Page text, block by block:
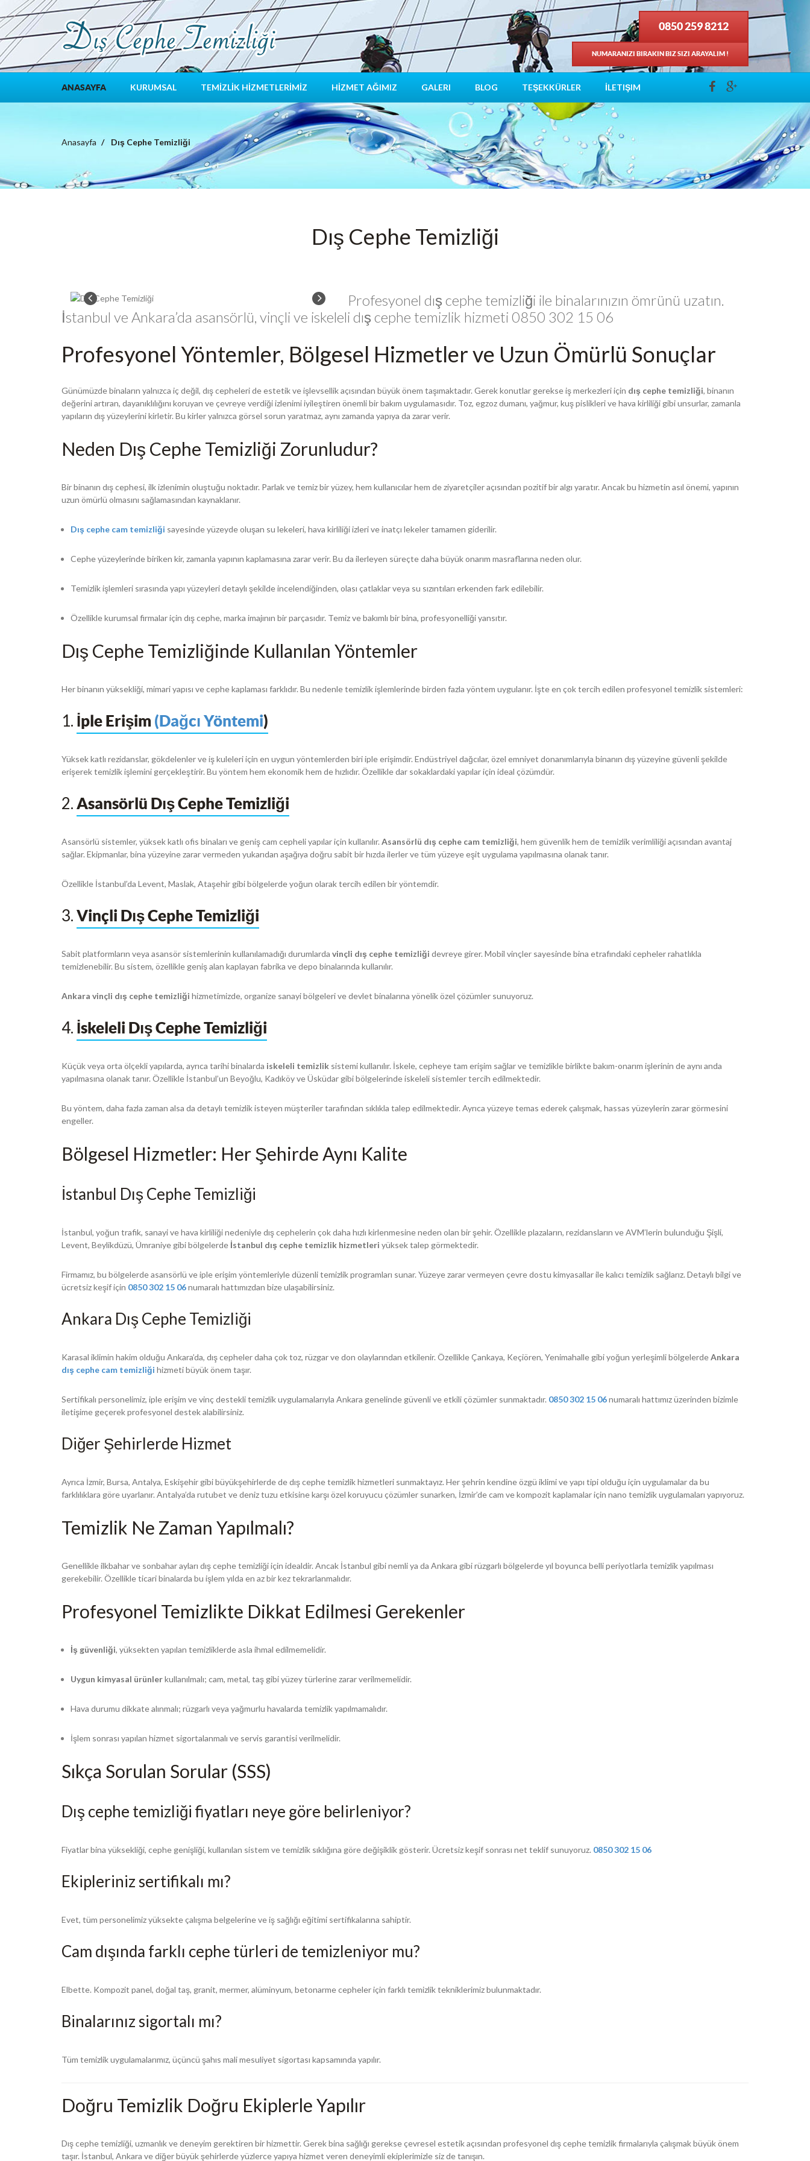
0850 259 8212
NUMARANIZI BIRAKIN BIZ SIZI ARAYALIM !
ANASAYFA KURUMSAL TEMİZLİK HİZMETLERİMİZ HİZMET AĞIMIZ GALERI BLOG TEŞEKKÜRLER İLETIŞIM
Anasayfa Dış Cephe Temizliği
Dış Cephe Temizliği
Profesyonel dış cephe temizliği ile binalarınızın ömrünü uzatın.
İstanbul ve Ankara’da asansörlü, vinçli ve iskeleli dış cephe temizlik hizmeti 0850 302 15 06
Profesyonel Yöntemler, Bölgesel Hizmetler ve Uzun Ömürlü Sonuçlar
Günümüzde binaların yalnızca iç değil, dış cepheleri de estetik ve işlevsellik açısından büyük önem taşımaktadır. Gerek konutlar gerekse iş merkezleri için dış cephe temizliği, binanın
değerini artıran, dayanıklılığını koruyan ve çevreye verdiği izlenimi iyileştiren önemli bir bakım uygulamasıdır. Toz, egzoz dumanı, yağmur, kuş pislikleri ve hava kirliliği gibi unsurlar, zamanla
yapıların dış yüzeylerini kirletir. Bu kirler yalnızca görsel sorun yaratmaz, aynı zamanda yapıya da zarar verir.
Neden Dış Cephe Temizliği Zorunludur?
Bir binanın dış cephesi, ilk izlenimin oluştuğu noktadır. Parlak ve temiz bir yüzey, hem kullanıcılar hem de ziyaretçiler açısından pozitif bir algı yaratır. Ancak bu hizmetin asıl önemi, yapının
uzun ömürlü olmasını sağlamasından kaynaklanır.
Dış cephe cam temizliği sayesinde yüzeyde oluşan su lekeleri, hava kirliliği izleri ve inatçı lekeler tamamen giderilir.
Cephe yüzeylerinde biriken kir, zamanla yapının kaplamasına zarar verir. Bu da ilerleyen süreçte daha büyük onarım masraflarına neden olur.
Temizlik işlemleri sırasında yapı yüzeyleri detaylı şekilde incelendiğinden, olası çatlaklar veya su sızıntıları erkenden fark edilebilir.
Özellikle kurumsal firmalar için dış cephe, marka imajının bir parçasıdır. Temiz ve bakımlı bir bina, profesyonelliği yansıtır.
Dış Cephe Temizliğinde Kullanılan Yöntemler
Her binanın yüksekliği, mimari yapısı ve cephe kaplaması farklıdır. Bu nedenle temizlik işlemlerinde birden fazla yöntem uygulanır. İşte en çok tercih edilen profesyonel temizlik sistemleri:
1. İple Erişim (Dağcı Yöntemi)
Yüksek katlı rezidanslar, gökdelenler ve iş kuleleri için en uygun yöntemlerden biri iple erişimdir. Endüstriyel dağcılar, özel emniyet donanımlarıyla binanın dış yüzeyine güvenli şekilde
erişerek temizlik işlemini gerçekleştirir. Bu yöntem hem ekonomik hem de hızlıdır. Özellikle dar sokaklardaki yapılar için ideal çözümdür.
2. Asansörlü Dış Cephe Temizliği
Asansörlü sistemler, yüksek katlı ofis binaları ve geniş cam cepheli yapılar için kullanılır. Asansörlü dış cephe cam temizliği, hem güvenlik hem de temizlik verimliliği açısından avantaj
sağlar. Ekipmanlar, bina yüzeyine zarar vermeden yukarıdan aşağıya doğru sabit bir hızda ilerler ve tüm yüzeye eşit uygulama yapılmasına olanak tanır.
Özellikle İstanbul’da Levent, Maslak, Ataşehir gibi bölgelerde yoğun olarak tercih edilen bir yöntemdir.
3. Vinçli Dış Cephe Temizliği
Sabit platformların veya asansör sistemlerinin kullanılamadığı durumlarda vinçli dış cephe temizliği devreye girer. Mobil vinçler sayesinde bina etrafındaki cepheler rahatlıkla
temizlenebilir. Bu sistem, özellikle geniş alan kaplayan fabrika ve depo binalarında kullanılır.
Ankara vinçli dış cephe temizliği hizmetimizde, organize sanayi bölgeleri ve devlet binalarına yönelik özel çözümler sunuyoruz.
4. İskeleli Dış Cephe Temizliği
Küçük veya orta ölçekli yapılarda, ayrıca tarihi binalarda iskeleli temizlik sistemi kullanılır. İskele, cepheye tam erişim sağlar ve temizlikle birlikte bakım-onarım işlerinin de aynı anda
yapılmasına olanak tanır. Özellikle İstanbul’un Beyoğlu, Kadıköy ve Üsküdar gibi bölgelerinde iskeleli sistemler tercih edilmektedir.
Bu yöntem, daha fazla zaman alsa da detaylı temizlik isteyen müşteriler tarafından sıklıkla talep edilmektedir. Ayrıca yüzeye temas ederek çalışmak, hassas yüzeylerin zarar görmesini
engeller.
Bölgesel Hizmetler: Her Şehirde Aynı Kalite
İstanbul Dış Cephe Temizliği
İstanbul, yoğun trafik, sanayi ve hava kirliliği nedeniyle dış cephelerin çok daha hızlı kirlenmesine neden olan bir şehir. Özellikle plazaların, rezidansların ve AVM’lerin bulunduğu Şişli,
Levent, Beylikdüzü, Ümraniye gibi bölgelerde İstanbul dış cephe temizlik hizmetleri yüksek talep görmektedir.
Firmamız, bu bölgelerde asansörlü ve iple erişim yöntemleriyle düzenli temizlik programları sunar. Yüzeye zarar vermeyen çevre dostu kimyasallar ile kalıcı temizlik sağlarız. Detaylı bilgi ve
ücretsiz keşif için 0850 302 15 06numaralı hattımızdan bize ulaşabilirsiniz.
Ankara Dış Cephe Temizliği
Karasal iklimin hakim olduğu Ankara’da, dış cepheler daha çok toz, rüzgar ve don olaylarından etkilenir. Özellikle Çankaya, Keçiören, Yenimahalle gibi yoğun yerleşimli bölgelerdeAnkara
dış cephe cam temizliği hizmeti büyük önem taşır.
Sertifikalı personelimiz, iple erişim ve vinç destekli temizlik uygulamalarıyla Ankara genelinde güvenli ve etkili çözümler sunmaktadır. 0850 302 15 06numaralı hattımız üzerinden bizimle
iletişime geçerek profesyonel destek alabilirsiniz.
Diğer Şehirlerde Hizmet
Ayrıca İzmir, Bursa, Antalya, Eskişehir gibi büyükşehirlerde de dış cephe temizlik hizmetleri sunmaktayız. Her şehrin kendine özgü iklimi ve yapı tipi olduğu için uygulamalar da bu
farklılıklara göre uyarlanır. Antalya’da rutubet ve deniz tuzu etkisine karşı özel koruyucu çözümler sunarken, İzmir’de cam ve kompozit kaplamalar için nano temizlik uygulamaları yapıyoruz.
Temizlik Ne Zaman Yapılmalı?
Genellikle ilkbahar ve sonbahar ayları dış cephe temizliği için idealdir. Ancak İstanbul gibi nemli ya da Ankara gibi rüzgarlı bölgelerde yıl boyunca belli periyotlarla temizlik yapılması
gerekebilir. Özellikle ticari binalarda bu işlem yılda en az bir kez tekrarlanmalıdır.
Profesyonel Temizlikte Dikkat Edilmesi Gerekenler
İş güvenliği, yüksekten yapılan temizliklerde asla ihmal edilmemelidir.
Uygun kimyasal ürünlerkullanılmalı; cam, metal, taş gibi yüzey türlerine zarar verilmemelidir.
Hava durumu dikkate alınmalı; rüzgarlı veya yağmurlu havalarda temizlik yapılmamalıdır.
İşlem sonrası yapılan hizmet sigortalanmalı ve servis garantisi verilmelidir.
Sıkça Sorulan Sorular (SSS)
Dış cephe temizliği fiyatları neye göre belirleniyor?
Fiyatlar bina yüksekliği, cephe genişliği, kullanılan sistem ve temizlik sıklığına göre değişiklik gösterir. Ücretsiz keşif sonrası net teklif sunuyoruz. 0850 302 15 06
Ekipleriniz sertifikalı mı?
Evet, tüm personelimiz yüksekte çalışma belgelerine ve iş sağlığı eğitimi sertifikalarına sahiptir.
Cam dışında farklı cephe türleri de temizleniyor mu?
Elbette. Kompozit panel, doğal taş, granit, mermer, alüminyum, betonarme cepheler için farklı temizlik tekniklerimiz bulunmaktadır.
Binalarınız sigortalı mı?
Tüm temizlik uygulamalarımız, üçüncü şahıs mali mesuliyet sigortası kapsamında yapılır.
Doğru Temizlik Doğru Ekiplerle Yapılır
Dış cephe temizliği, uzmanlık ve deneyim gerektiren bir hizmettir. Gerek bina sağlığı gerekse çevresel estetik açısından profesyonel dış cephe temizlik firmalarıyla çalışmak büyük önem
taşır. İstanbul, Ankara ve diğer büyük şehirlerde yüzlerce yapıya hizmet veren deneyimli ekiplerimizle siz de tanışın.